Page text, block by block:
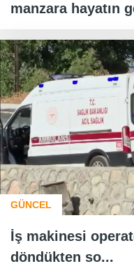
manzara hayatın
GÜNCEL
İş makinesi
döndükten so...